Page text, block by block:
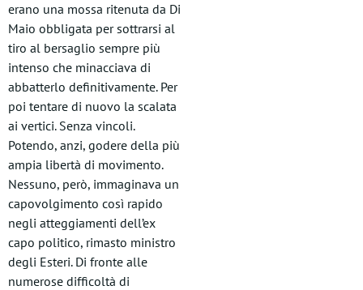
erano una mossa ritenuta da Di
Maio obbligata per sottrarsi al
tiro al bersaglio sempre più
intenso che minacciava di
abbatterlo definitivamente. Per
poi tentare di nuovo la scalata
ai vertici. Senza vincoli.
Potendo, anzi, godere della più
ampia libertà di movimento.
Nessuno, però, immaginava un
capovolgimento così rapido
negli atteggiamenti dell’ex
capo politico, rimasto ministro
degli Esteri. Di fronte alle
numerose difficoltà di